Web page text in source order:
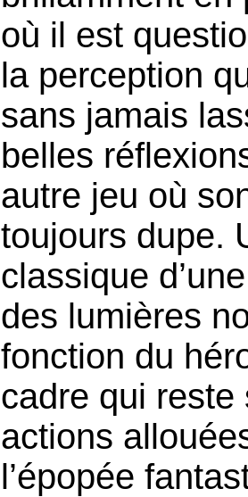
où il est
la perception
sans jamais
belles
autre jeu où
toujours dupe.
classique
des lumières
fonction du
cadre qui
actions
l’épopée